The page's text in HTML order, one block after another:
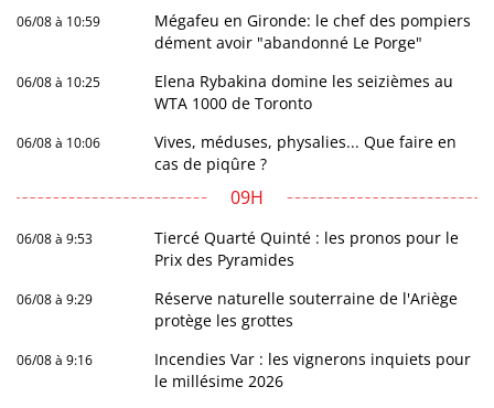
06/08 à 10:59
Mégafeu en Gironde: le chef des pompiers
dément avoir "abandonné Le Porge"
06/08 à 10:25
Elena Rybakina domine les seizièmes au
WTA 1000 de Toronto
06/08 à 10:06
Vives, méduses, physalies... Que faire en
cas de piqûre ?
09H
06/08 à 9:53
Tiercé Quarté Quinté : les pronos pour le
Prix des Pyramides
06/08 à 9:29
Réserve naturelle souterraine de l'Ariège
protège les grottes
06/08 à 9:16
Incendies Var : les vignerons inquiets pour
le millésime 2026